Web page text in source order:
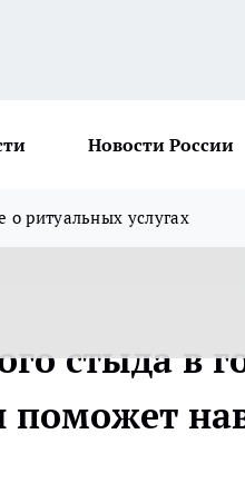
Новости России
о ритуальных услугах
стыда в